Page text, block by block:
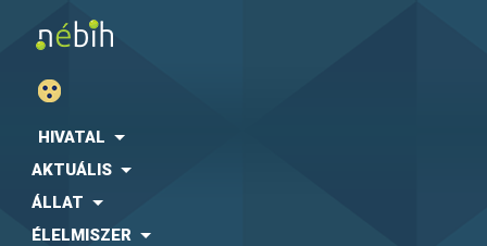
HIVATAL
AKTUÁLIS
ÁLLAT
ÉLELMISZER